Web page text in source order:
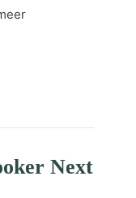
Next